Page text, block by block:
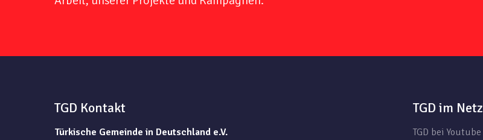
TGD Kontakt
Türkische Gemeinde in Deutschland e.V.
TGD im Netz
TGD bei Youtube